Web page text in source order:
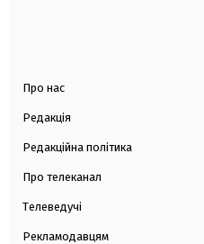
Про нас
Редакція
Редакційна політика
Про телеканал
Телеведучі
Рекламодавцям